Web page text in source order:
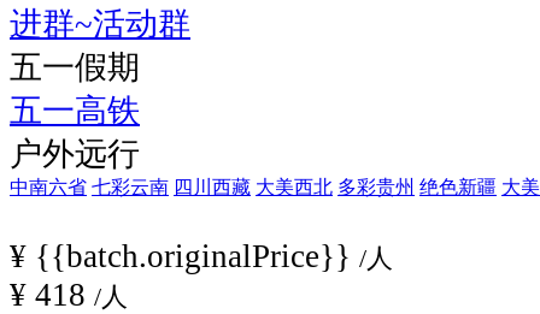
进群~活动群
五一假期
五一高铁
户外远行
中南六省 七彩云南 四川西藏 大美西北 多彩贵州 绝色新疆 大
¥ {{batch.originalPrice}} /人
¥ 418 /人